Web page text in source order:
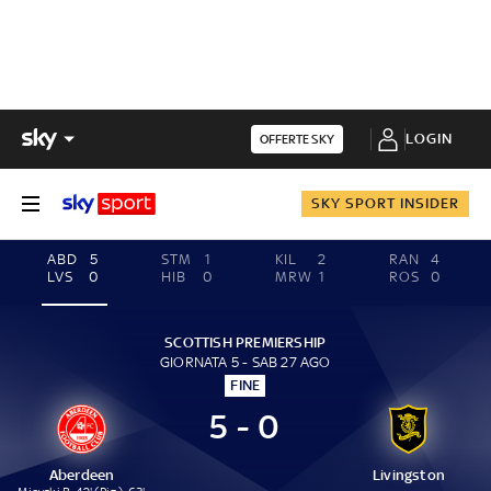
OFFERTE SKY LOGIN
SKY SPORT INSIDER
ABD
5
LVS
0
STM
1
HIB
0
KIL
2
MRW 1
RAN
4
ROS
0
SCOTTISH PREMIERSHIP
GIORNATA 5 - SAB 27 AGO
FINE
Aberdeen
5 - 0
Livingston